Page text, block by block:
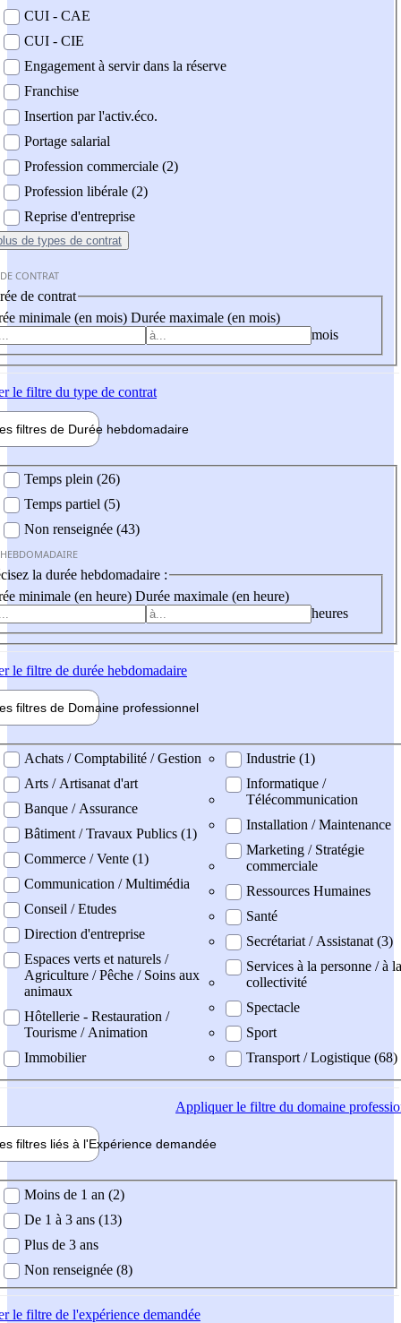
CUI - CAE
CUI - CIE
Engagement à servir dans la réserve
Franchise
Insertion par l'activ.éco.
Portage salarial
Profession commerciale (2)
Profession libérale (2)
Reprise d'entreprise
de types de contrat
CONTRAT
de contrat
minimale (en mois) Durée maximale (en mois)
mois
le filtre du type de contrat
filtres de Durée hebdomadaire
Temps plein (26)
Temps partiel (5)
Non renseignée (43)
la durée hebdomadaire :
minimale (en heure) Durée maximale (en heure)
heures
le filtre de durée hebdomadaire
filtres de Domaine professionnel
professionel
Achats / Comptabilité / Gestion
Arts / Artisanat d'art
Banque / Assurance
Bâtiment / Travaux Publics (1)
Commerce / Vente (1)
Communication / Multimédia
Conseil / Etudes
Direction d'entreprise
Espaces verts et naturels /
Agriculture / Pêche / Soins aux
animaux
Hôtellerie - Restauration /
Tourisme / Animation
Immobilier
Industrie (1)
Informatique /
Télécommunication
Installation / Maintenance
Marketing / Stratégie
commerciale
Ressources Humaines
Santé
Secrétariat / Assistanat (3)
Services à la personne / à la
collectivité
Spectacle
Sport
Transport / Logistique (68)
Appliquerle filtre du domaine
filtres liés à l'Expérience demandée
demandée
Moins de 1 an (2)
De 1 à 3 ans (13)
Plus de 3 ans
Non renseignée (8)
le filtre de l'expérience demandée